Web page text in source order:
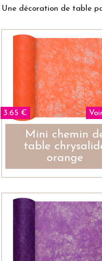
Une décoration de table
3.65 €
Mini chemin
table
orange